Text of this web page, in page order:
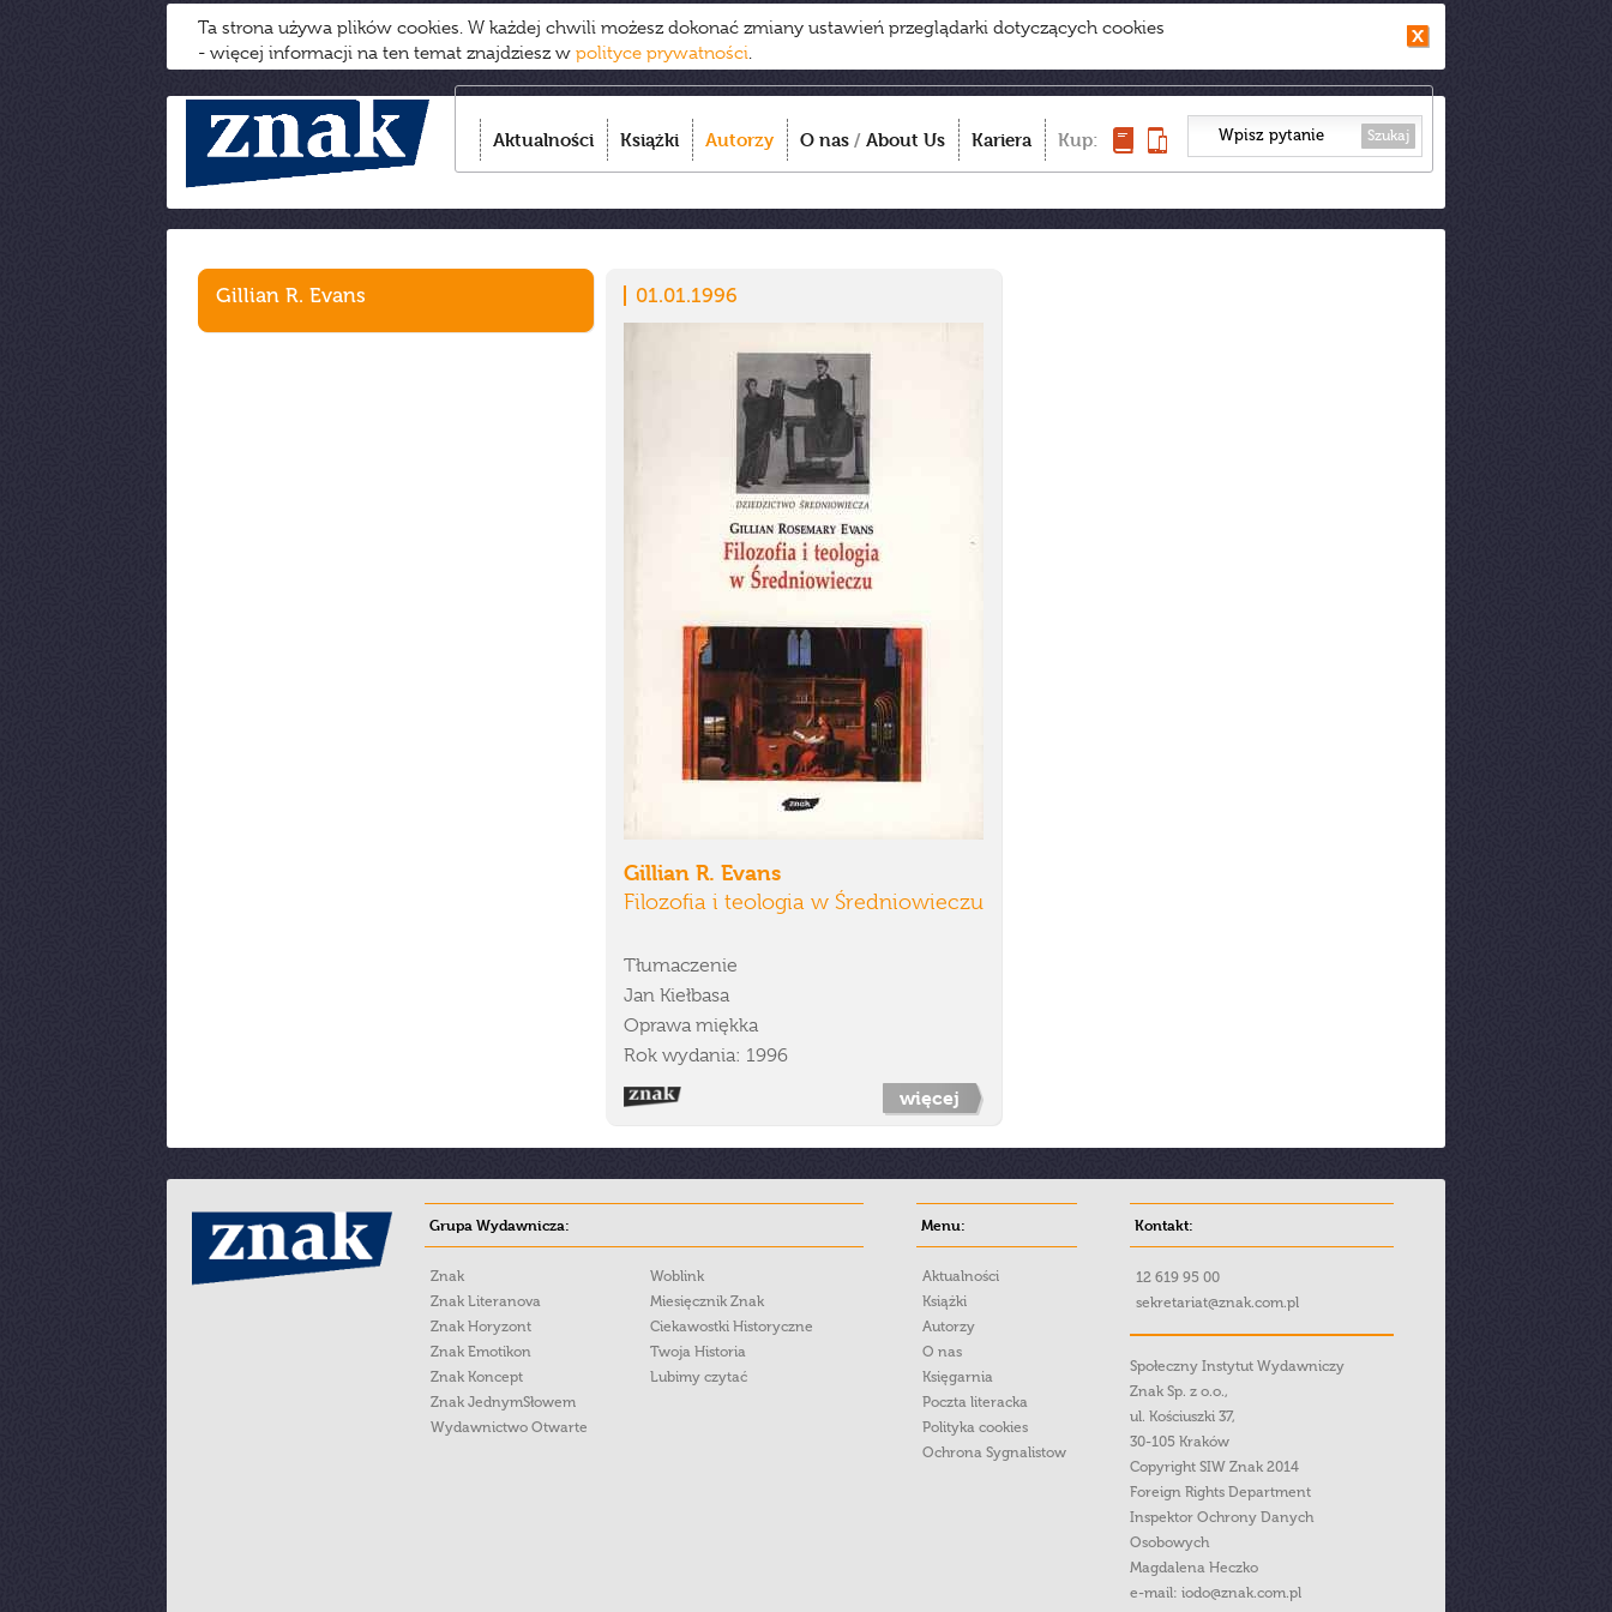
Ta strona używa plików cookies. W każdej chwili możesz dokonać zmiany ustawień przeglądarki dotyczących cookies
- więcej informacji na ten temat znajdziesz w polityce prywatności.
Aktualności Książki Autorzy O nas / About Us Kariera Kup: Szukaj
Gillian R. Evans 01.01.1996
Gillian R. Evans
Filozofia i teologia w Średniowieczu
Tłumaczenie
Jan Kiełbasa
Oprawa miękka
Rok wydania: 1996
więcej
Grupa Wydawnicza:
Znak
Znak Literanova
Znak Horyzont
Znak Emotikon
Znak Koncept
Znak JednymSłowem
Wydawnictwo Otwarte
Woblink
Miesięcznik Znak
Ciekawostki Historyczne
Twoja Historia
Lubimy czytać
Menu:
Aktualności
Książki
Autorzy
O nas
Księgarnia
Poczta literacka
Polityka cookies
Ochrona Sygnalistow
Kontakt:
12 619 95 00
sekretariat@znak.com.pl
Społeczny Instytut Wydawniczy
Znak Sp. z o.o.,
ul. Kościuszki 37,
30-105 Kraków
Copyright SIW Znak 2014
Foreign Rights Department
Inspektor Ochrony Danych
Osobowych
Magdalena Heczko
e-mail: iodo@znak.com.pl